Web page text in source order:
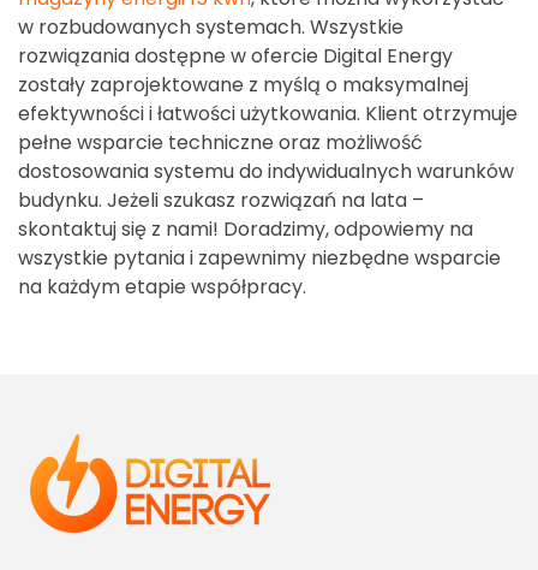
w rozbudowanych systemach. Wszystkie
rozwiązania dostępne w ofercie Digital Energy
zostały zaprojektowane z myślą o maksymalnej
efektywności i łatwości użytkowania. Klient otrzymuje
pełne wsparcie techniczne oraz możliwość
dostosowania systemu do indywidualnych warunków
budynku. Jeżeli szukasz rozwiązań na lata –
skontaktuj się z nami! Doradzimy, odpowiemy na
wszystkie pytania i zapewnimy niezbędne wsparcie
na każdym etapie współpracy.